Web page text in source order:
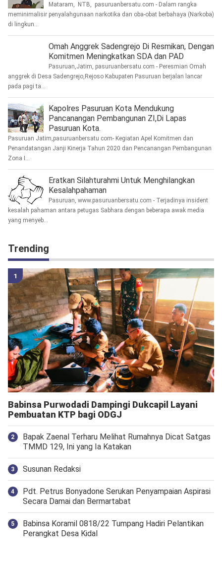
Mataram, NTB, pasuruanbersatu.com - Dalam rangka
meminimalisir penyalahgunaan narkotika dan oba-obat berbahaya (Narkoba)
di lingkun...
Omah Anggrek Sadengrejo Di Resmikan, Dengan
Komitmen Meningkatkan SDA dan PAD
Pasuruan,Jatim, pasuruanbersatu.com - Peresmian Omah
anggrek di Desa Sadengrejo,Rejoso Kabupaten Pasuruan berjalan lancar
pada pagi ta...
Kapolres Pasuruan Kota Mendukung
Pancanangan Pembangunan ZI,Di Lapas
Pasuruan Kota.
Pasuruan Jatim,pasuruanbersatu com- Kegiatan Apel Komitmen dan
Penandatangan Janji Kinerja Tahun 2020 dan Pencanangan Pembangunan
Zona I...
Eratkan Silahturahmi Untuk Menghilangkan
Kesalahpahaman
Pasuruan, www.pasuruanbersatu.com - Terjadinya insident
kesalah pahaman antara petugas Sabhara dengan beberapa awak media
yang menyeb...
Trending
Babinsa Purwodadi Dampingi Dukcapil Layani
Pembuatan KTP bagi ODGJ
Bapak Zaenal Terharu Melihat Rumahnya Dicat Satgas
TMMD 129, Ini yang Ia Katakan
Susunan Redaksi
Pdt. Petrus Bonyadone Serukan Penyampaian Aspirasi
Secara Damai dan Bermartabat
Babinsa Koramil 0818/22 Tumpang Hadiri Pelantikan
Perangkat Desa Kidal